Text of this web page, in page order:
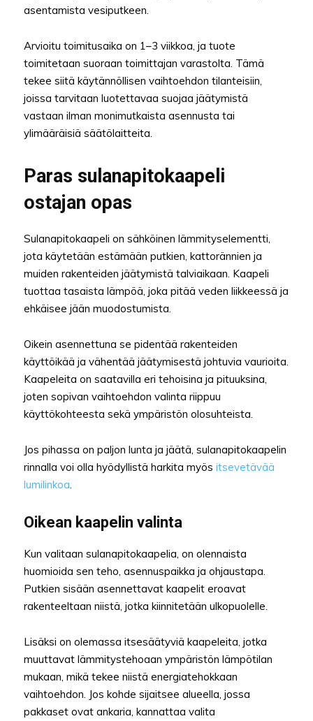
asentamista vesiputkeen.
Arvioitu toimitusaika on 1–3 viikkoa, ja tuote
toimitetaan suoraan toimittajan varastolta. Tämä
tekee siitä käytännöllisen vaihtoehdon tilanteisiin,
joissa tarvitaan luotettavaa suojaa jäätymistä
vastaan ilman monimutkaista asennusta tai
ylimääräisiä säätölaitteita.
Paras sulanapitokaapeli
ostajan opas
Sulanapitokaapeli on sähköinen lämmityselementti,
jota käytetään estämään putkien, kattorännien ja
muiden rakenteiden jäätymistä talviaikaan. Kaapeli
tuottaa tasaista lämpöä, joka pitää veden liikkeessä ja
ehkäisee jään muodostumista.
Oikein asennettuna se pidentää rakenteiden
käyttöikää ja vähentää jäätymisestä johtuvia vaurioita.
Kaapeleita on saatavilla eri tehoisina ja pituuksina,
joten sopivan vaihtoehdon valinta riippuu
käyttökohteesta sekä ympäristön olosuhteista.
Jos pihassa on paljon lunta ja jäätä, sulanapitokaapelin
rinnalla voi olla hyödyllistä harkita myös itsevetävää
lumilinkoa
Oikean kaapelin valinta
Kun valitaan sulanapitokaapelia, on olennaista
huomioida sen teho, asennuspaikka ja ohjaustapa.
Putkien sisään asennettavat kaapelit eroavat
rakenteeltaan niistä, jotka kiinnitetään ulkopuolelle.
Lisäksi on olemassa itsesäätyviä kaapeleita, jotka
muuttavat lämmitystehoaan ympäristön lämpötilan
mukaan, mikä tekee niistä energiatehokkaan
vaihtoehdon. Jos kohde sijaitsee alueella, jossa
pakkaset ovat ankaria, kannattaa valita